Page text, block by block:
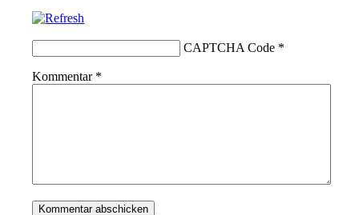
CAPTCHA Code *
Kommentar *